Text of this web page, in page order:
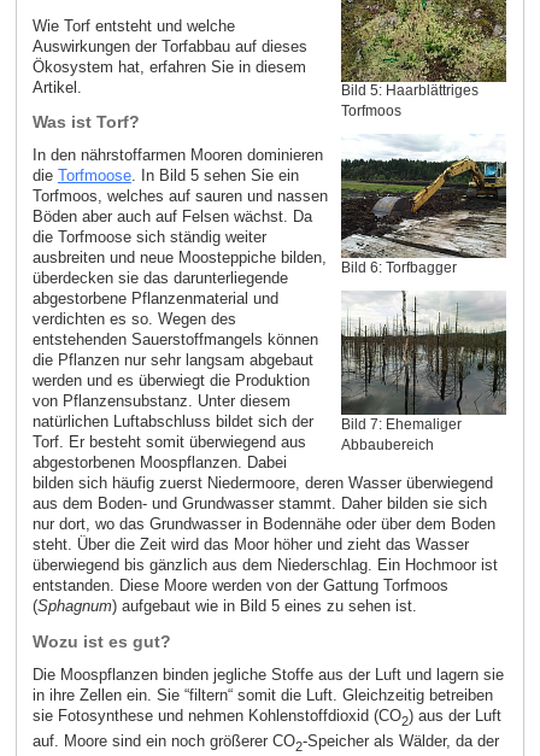
Bild 5: Haarblättriges
Torfmoos
Bild 6: Torfbagger
Bild 7: Ehemaliger
Abbaubereich
Wie Torf entsteht und welche
Auswirkungen der Torfabbau auf dieses
Ökosystem hat, erfahren Sie in diesem
Artikel.
Was ist Torf?
In den nährstoffarmen Mooren dominieren
die Torfmoose. In Bild 5 sehen Sie ein
Torfmoos, welches auf sauren und nassen
Böden aber auch auf Felsen wächst. Da
die Torfmoose sich ständig weiter
ausbreiten und neue Moosteppiche bilden,
überdecken sie das darunterliegende
abgestorbene Pflanzenmaterial und
verdichten es so. Wegen des
entstehenden Sauerstoffmangels können
die Pflanzen nur sehr langsam abgebaut
werden und es überwiegt die Produktion
von Pflanzensubstanz. Unter diesem
natürlichen Luftabschluss bildet sich der
Torf. Er besteht somit überwiegend aus
abgestorbenen Moospflanzen. Dabei
bilden sich häufig zuerst Niedermoore, deren Wasser überwiegend
aus dem Boden- und Grundwasser stammt. Daher bilden sie sich
nur dort, wo das Grundwasser in Bodennähe oder über dem Boden
steht. Über die Zeit wird das Moor höher und zieht das Wasser
überwiegend bis gänzlich aus dem Niederschlag. Ein Hochmoor ist
entstanden. Diese Moore werden von der Gattung Torfmoos
(Sphagnum) aufgebaut wie in Bild 5 eines zu sehen ist.
Wozu ist es gut?
Die Moospflanzen binden jegliche Stoffe aus der Luft und lagern sie
in ihre Zellen ein. Sie “filtern“ somit die Luft. Gleichzeitig betreiben
sie Fotosynthese und nehmen Kohlenstoffdioxid (CO2) aus der Luft
auf. Moore sind ein noch größerer CO2-Speicher als Wälder, da der